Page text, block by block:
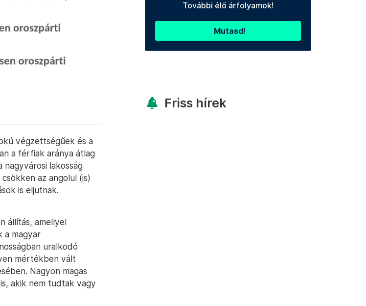
végzettségűek és a
a férfiak aránya átlag
nagyvárosi lakosság
az angolul (is)
is eljutnak.
állítás, amellyel
a magyar
uralkodó
mértékben vált
Nagyon magas
akik nem tudtak vagy
További élő árfolyamok!
Mutasd!
Friss hírek